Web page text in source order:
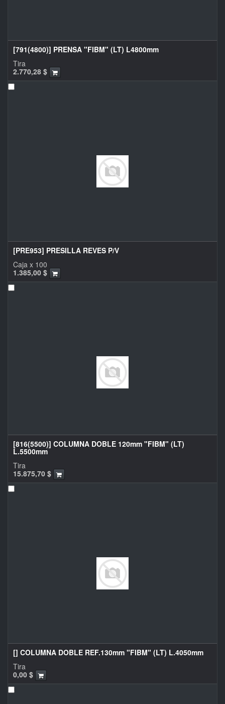
[791(4800)] PRENSA "FIBM" (LT) L4800mm
2.770,28 $
Tira
[PRE953] PRESILLA REVES P/V
1.385,00 $
Caja x 100
[816(5500)] COLUMNA DOBLE 120mm "FIBM" (LT)
L.5500mm
15.875,70 $
Tira
[] COLUMNA DOBLE REF.130mm "FIBM" (LT) L.4050mm
0,00 $
Tira